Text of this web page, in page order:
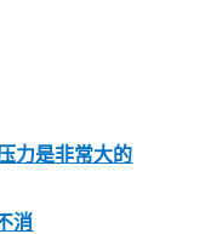
力是非常大的
消